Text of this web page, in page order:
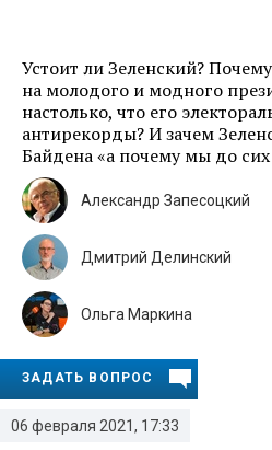
Устоит ли Зеленский?
на молодого и модного
настолько, что его
антирекорды? И зачем
Байдена «а почему мы до
06 февраля 2021, 17:33
Александр Запесоцкий
Дмитрий Делинский
Ольга Маркина
ЗАДАТЬ ВОПРОС